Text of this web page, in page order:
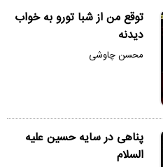
توقع من از شبا تورو به خواب
دیدنه
محسن چاوشی
پناهی در سایه حسین علیه
السلام